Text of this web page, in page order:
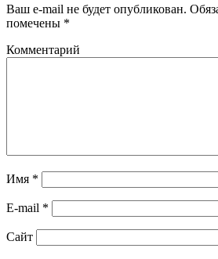
Ваш e-mail не будет опубликован.
помечены *
Комментарий
Имя *
E-mail *
Сайт